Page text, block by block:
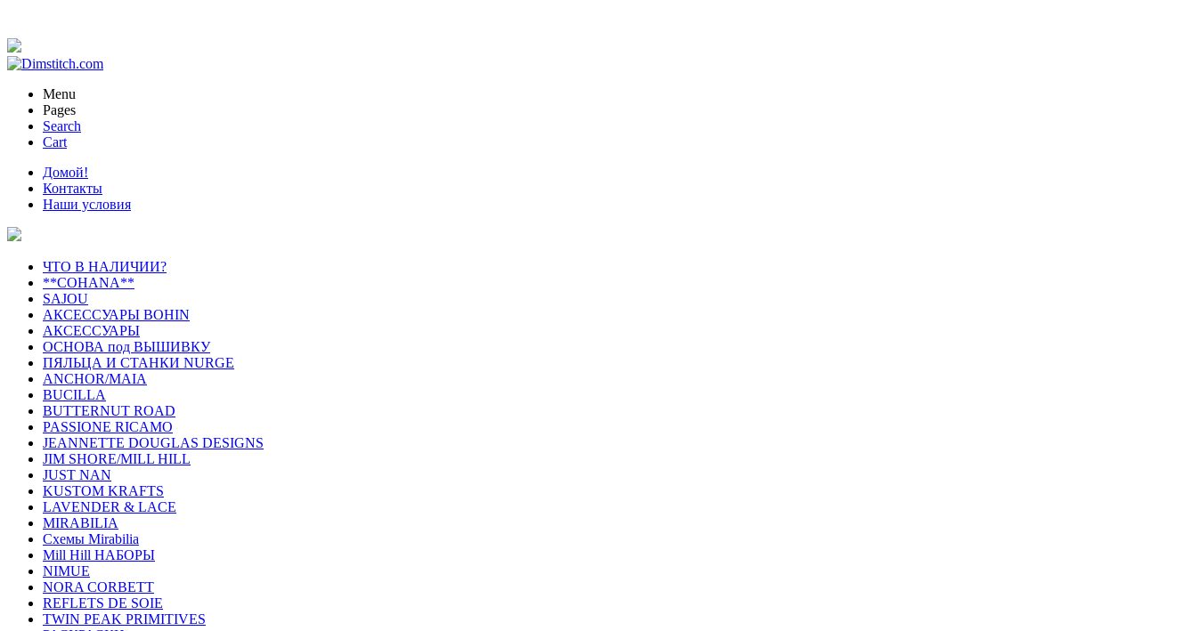
Menu
Pages
Search
Cart
Домой!
Контакты
Наши условия
ЧТО В НАЛИЧИИ?
**COHANA**
SAJOU
АКСЕССУАРЫ BOHIN
АКСЕССУАРЫ
ОСНОВА под ВЫШИВКУ
ПЯЛЬЦА И СТАНКИ NURGE
ANCHOR/MAIA
BUCILLA
BUTTERNUT ROAD
PASSIONE RICAMO
JEANNETTE DOUGLAS DESIGNS
JIM SHORE/MILL HILL
JUST NAN
KUSTOM KRAFTS
LAVENDER & LACE
MIRABILIA
Схемы Mirabilia
Mill Hill НАБОРЫ
NIMUE
NORA CORBETT
REFLETS DE SOIE
TWIN PEAK PRIMITIVES